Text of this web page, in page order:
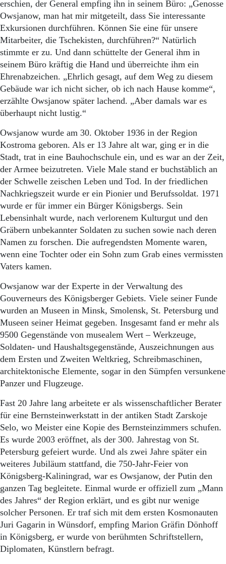
erschien, der General empfing ihn in seinem Büro: „Genosse
Owsjanow, man hat mir mitgeteilt, dass Sie interessante
Exkursionen durchführen. Können Sie eine für unsere
Mitarbeiter, die Tschekisten, durchführen?“ Natürlich
stimmte er zu. Und dann schüttelte der General ihm in
seinem Büro kräftig die Hand und überreichte ihm ein
Ehrenabzeichen. „Ehrlich gesagt, auf dem Weg zu diesem
Gebäude war ich nicht sicher, ob ich nach Hause komme“,
erzählte Owsjanow später lachend. „Aber damals war es
überhaupt nicht lustig.“
Owsjanow wurde am 30. Oktober 1936 in der Region
Kostroma geboren. Als er 13 Jahre alt war, ging er in die
Stadt, trat in eine Bauhochschule ein, und es war an der Zeit,
der Armee beizutreten. Viele Male stand er buchstäblich an
der Schwelle zeischen Leben und Tod. In der friedlichen
Nachkriegszeit wurde er ein Pionier und Berufssoldat. 1971
wurde er für immer ein Bürger Königsbergs. Sein
Lebensinhalt wurde, nach verlorenem Kulturgut und den
Gräbern unbekannter Soldaten zu suchen sowie nach deren
Namen zu forschen. Die aufregendsten Momente waren,
wenn eine Tochter oder ein Sohn zum Grab eines vermissten
Vaters kamen.
Owsjanow war der Experte in der Verwaltung des
Gouverneurs des Königsberger Gebiets. Viele seiner Funde
wurden an Museen in Minsk, Smolensk, St. Petersburg und
Museen seiner Heimat gegeben. Insgesamt fand er mehr als
9500 Gegenstände von musealem Wert – Werkzeuge,
Soldaten- und Haushaltsgegenstände, Auszeichnungen aus
dem Ersten und Zweiten Weltkrieg, Schreibmaschinen,
architektonische Elemente, sogar in den Sümpfen versunkene
Panzer und Flugzeuge.
Fast 20 Jahre lang arbeitete er als wissenschaftlicher Berater
für eine Bernsteinwerkstatt in der antiken Stadt Zarskoje
Selo, wo Meister eine Kopie des Bernsteinzimmers schufen.
Es wurde 2003 eröffnet, als der 300. Jahrestag von St.
Petersburg gefeiert wurde. Und als zwei Jahre später ein
weiteres Jubiläum stattfand, die 750-Jahr-Feier von
Königsberg-Kaliningrad, war es Owsjanow, der Putin den
ganzen Tag begleitete. Einmal wurde er offiziell zum „Mann
des Jahres“ der Region erklärt, und es gibt nur wenige
solcher Personen. Er traf sich mit dem ersten Kosmonauten
Juri Gagarin in Wünsdorf, empfing Marion Gräfin Dönhoff
in Königsberg, er wurde von berühmten Schriftstellern,
Diplomaten, Künstlern befragt.